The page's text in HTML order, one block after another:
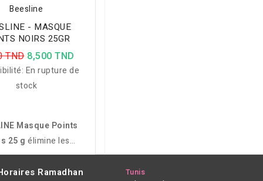
Beesline
- MASQUE
NOIRS 25GR
TND 8,500 TND
En rupture de
stock
Masque Points
25 g élimine les
et l’excès de
à désobstruer les
Ramadhan
Tunis